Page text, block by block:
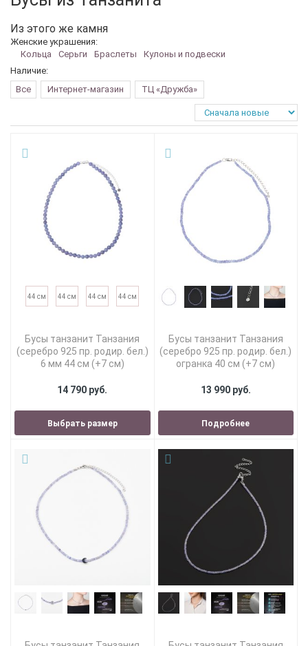
Из этого же камня
Женские украшения:
Кольца
Серьги Браслеты
Кулоны и подвески
Наличие:
Все
Интернет-магазин ТЦ «Дружба»
44 см 44 см 44 см 44 см
Бусы танзанит Танзания
(серебро 925 пр. родир. бел.)
6 мм 44 см (+7 см)
14 790 руб.
Выбрать размер
Бусы танзанит Танзания
(серебро 925 пр. родир. бел.)
огранка 40 см (+7 см)
13 990 руб.
Подробнее